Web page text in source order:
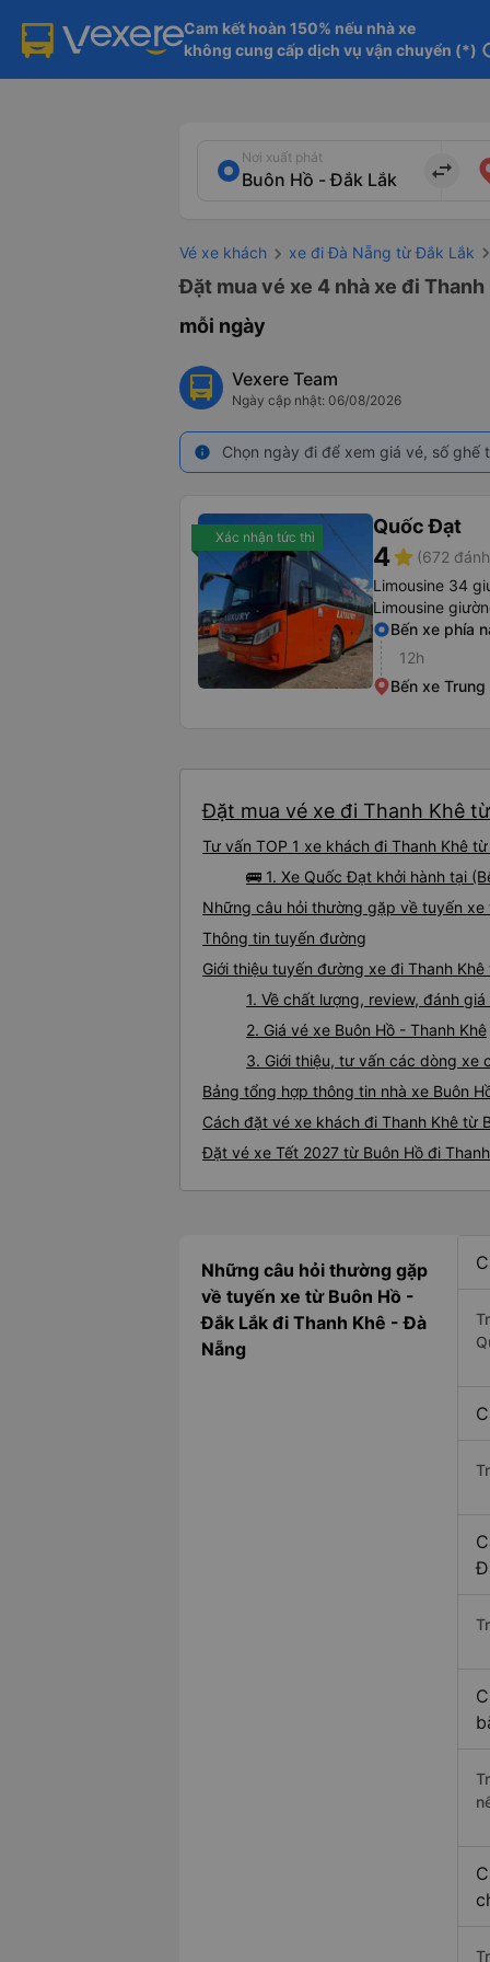
Cam kết hoàn 150% nếu nhà xe
không cung cấp dịch vụ vận chuyển (*)
Nơi xuất phát
import_export
Vé xe khách xe đi Đà Nẵng từ Đắk Lắk
Đặt mua vé xe 4 nhà xe đi
mỗi ngày
Vexere Team
Ngày cập nhật: 06/08/2026
info Chọn ngày đi để xem giá vé, số
Xác nhận tức thì Quốc Đạt
4star (672
Limousine 34
Limousine
Bến xe phía
12h
Bến xe
Đặt mua vé xe đi Thanh Khê
Tư vấn TOP 1 xe khách đi Thanh Khê
🚌 1. Xe Quốc Đạt khởi hành tại
Những câu hỏi thường gặp về tuyến xe
Thông tin tuyến đường
Giới thiệu tuyến đường xe đi Thanh Khê
1. Về chất lượng, review, đánh
2. Giá vé xe Buôn Hồ - Thanh Khê
3. Giới thiệu, tư vấn các dòng xe
Bảng tổng hợp thông tin nhà xe Buôn
Cách đặt vé xe khách đi Thanh Khê từ
Đặt vé xe Tết 2027 từ Buôn Hồ đi
Những câu hỏi thường gặp
về tuyến xe từ Buôn Hồ -
Đắk Lắk đi Thanh Khê - Đà
Nẵng